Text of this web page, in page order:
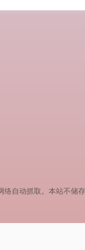
络自动抓取。本站不储